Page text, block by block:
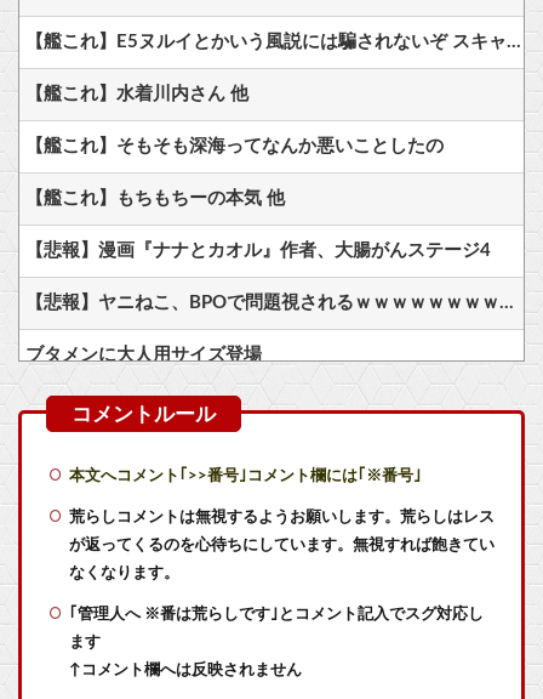
【艦これ】E5ヌルイとかいう風説には騙されないぞ スキャンプくらいヌルイのなら考える
【艦これ】水着川内さん 他
【艦これ】そもそも深海ってなんか悪いことしたの
【艦これ】もちもちーの本気 他
【悲報】漫画『ナナとカオル』作者、大腸がんステージ4
【悲報】ヤニねこ、BPOで問題視されるｗｗｗｗｗｗｗｗｗｗｗｗｗ
ブタメンに大人用サイズ登場
フロム「ダークソウルを完結させるでー！」←おおええやん
ガキ「世界を救います」←飽きた。おっさんにしろ
ダークゴシックな2D弾幕STG『カラドリウス2』発売決定！
本文へコメント｢>>番号｣コメント欄には｢※番号｣
荒らしコメントは無視するようお願いします。荒らしはレス
が返ってくるのを心待ちにしています。無視すれば飽きてい
なくなります。
｢管理人へ ※番は荒らしです｣とコメント記入でスグ対応し
ます
↑コメント欄へは反映されません